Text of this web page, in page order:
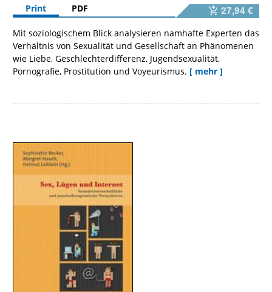
Print PDF 27,94 €
Mit soziologischem Blick analysieren namhafte Experten das
Verhältnis von Sexualität und Gesellschaft an Phänomenen
wie Liebe, Geschlechterdifferenz, Jugendsexualität,
Pornografie, Prostitution und Voyeurismus. [ mehr ]